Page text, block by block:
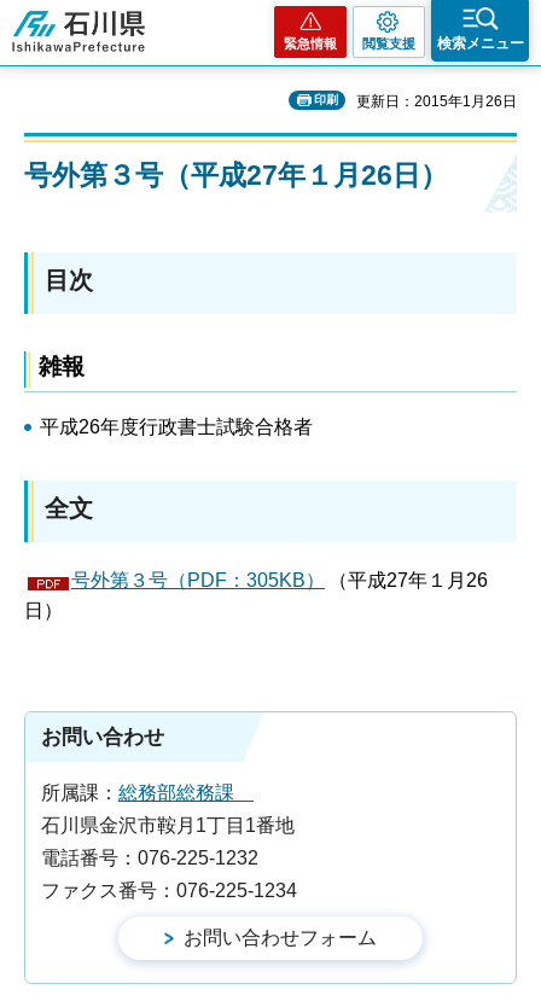
石川県
緊急情報 閲覧支援 検索メニュー
印刷 更新日：2015年1月26日
号外第３号（平成27年１月26日）
目次
雑報
平成26年度行政書士試験合格者
全文
号外第３号（PDF：305KB）
（平成27年１月26
日）
お問い合わせ
所属課： 総務部総務課
石川県金沢市鞍月1丁目1番地
電話番号：076-225-1232
ファクス番号：076-225-1234